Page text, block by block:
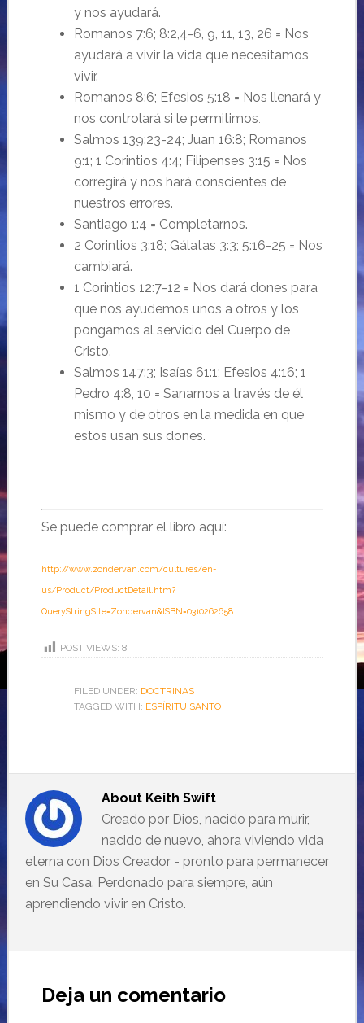
y nos ayudará.
Romanos 7:6; 8:2,4-6, 9, 11, 13, 26 = Nos
ayudará a vivir la vida que necesitamos
vivir.
Romanos 8:6; Efesios 5:18 = Nos llenará y
nos controlará si le permitimos
Salmos 139:23-24; Juan 16:8; Romanos
9:1; 1 Corintios 4:4; Filipenses 3:15 = Nos
corregirá y nos hará conscientes de
nuestros errores.
Santiago 1:4 = Completarnos.
2 Corintios 3:18; Gálatas 3:3; 5:16-25 = Nos
cambiará.
1 Corintios 12:7-12 = Nos dará dones para
que nos ayudemos unos a otros y los
pongamos al servicio del Cuerpo de
Cristo.
Salmos 147:3; Isaías 61:1; Efesios 4:16; 1
Pedro 4:8, 10 = Sanarnos a través de él
mismo y de otros en la medida en que
estos usan sus dones.
Se puede comprar el libro aquí:
http://www.zondervan.com/cultures/en-
us/Product/ProductDetail.htm?
QueryStringSite=Zondervan&ISBN=0310262658
POST VIEWS: 8
FILED UNDER: DOCTRINAS
TAGGED WITH: ESPÍRITU SANTO
About Keith Swift
Creado por Dios, nacido para murir,
nacido de nuevo, ahora viviendo vida
eterna con Dios Creador - pronto para permanecer
en Su Casa. Perdonado para siempre, aún
aprendiendo vivir en Cristo.
Deja un comentario